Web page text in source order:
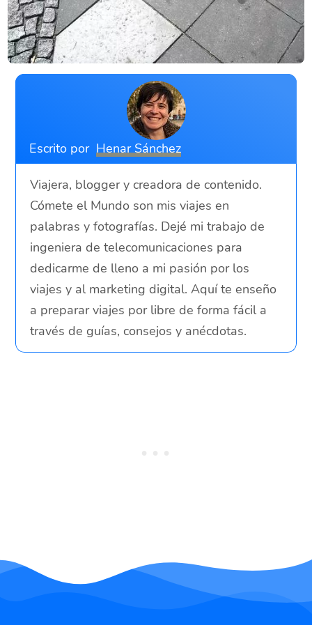
Escrito por Henar Sánchez
Viajera, blogger y creadora de contenido.
Cómete el Mundo son mis viajes en
palabras y fotografías. Dejé mi trabajo de
ingeniera de telecomunicaciones para
dedicarme de lleno a mi pasión por los
viajes y al marketing digital. Aquí te enseño
a preparar viajes por libre de forma fácil a
través de guías, consejos y anécdotas.